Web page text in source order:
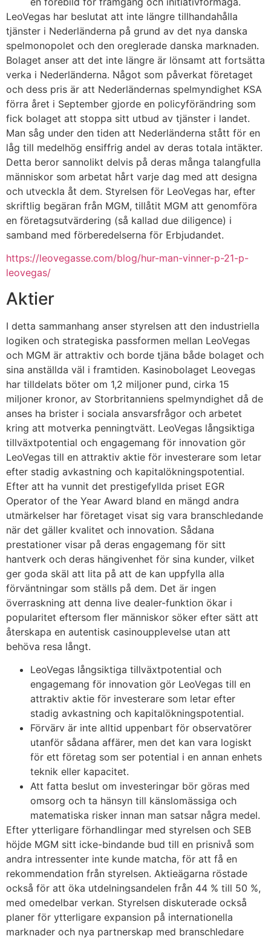
LeoVegas har beslutat att inte längre tillhandahålla
tjänster i Nederländerna på grund av det nya danska
spelmonopolet och den oreglerade danska marknaden.
Bolaget anser att det inte längre är lönsamt att fortsätta
verka i Nederländerna. Något som påverkat företaget
och dess pris är att Nederländernas spelmyndighet KSA
förra året i September gjorde en policyförändring som
fick bolaget att stoppa sitt utbud av tjänster i landet.
Man såg under den tiden att Nederländerna stått för en
låg till medelhög ensiffrig andel av deras totala intäkter.
Detta beror sannolikt delvis på deras många talangfulla
människor som arbetat hårt varje dag med att designa
och utveckla åt dem. Styrelsen för LeoVegas har, efter
skriftlig begäran från MGM, tillåtit MGM att genomföra
en företagsutvärdering (så kallad due diligence) i
samband med förberedelserna för Erbjudandet.
https://leovegasse.com/blog/hur-man-vinner-p-21-p-
leovegas/
Aktier
I detta sammanhang anser styrelsen att den industriella
logiken och strategiska passformen mellan LeoVegas
och MGM är attraktiv och borde tjäna både bolaget och
sina anställda väl i framtiden. Kasinobolaget Leovegas
har tilldelats böter om 1,2 miljoner pund, cirka 15
miljoner kronor, av Storbritanniens spelmyndighet då de
anses ha brister i sociala ansvarsfrågor och arbetet
kring att motverka penningtvätt. LeoVegas långsiktiga
tillväxtpotential och engagemang för innovation gör
LeoVegas till en attraktiv aktie för investerare som letar
efter stadig avkastning och kapitalökningspotential.
Efter att ha vunnit det prestigefyllda priset EGR
Operator of the Year Award bland en mängd andra
utmärkelser har företaget visat sig vara branschledande
när det gäller kvalitet och innovation. Sådana
prestationer visar på deras engagemang för sitt
hantverk och deras hängivenhet för sina kunder, vilket
ger goda skäl att lita på att de kan uppfylla alla
förväntningar som ställs på dem. Det är ingen
överraskning att denna live dealer-funktion ökar i
popularitet eftersom fler människor söker efter sätt att
återskapa en autentisk casinoupplevelse utan att
behöva resa långt.
LeoVegas långsiktiga tillväxtpotential och
engagemang för innovation gör LeoVegas till en
attraktiv aktie för investerare som letar efter
stadig avkastning och kapitalökningspotential.
Förvärv är inte alltid uppenbart för observatörer
utanför sådana affärer, men det kan vara logiskt
för ett företag som ser potential i en annan enhets
teknik eller kapacitet.
Att fatta beslut om investeringar bör göras med
omsorg och ta hänsyn till känslomässiga och
matematiska risker innan man satsar några medel.
Efter ytterligare förhandlingar med styrelsen och SEB
höjde MGM sitt icke-bindande bud till en prisnivå som
andra intressenter inte kunde matcha, för att få en
rekommendation från styrelsen. Aktieägarna röstade
också för att öka utdelningsandelen från 44 % till 50 %,
med omedelbar verkan. Styrelsen diskuterade också
planer för ytterligare expansion på internationella
marknader och nya partnerskap med branschledare